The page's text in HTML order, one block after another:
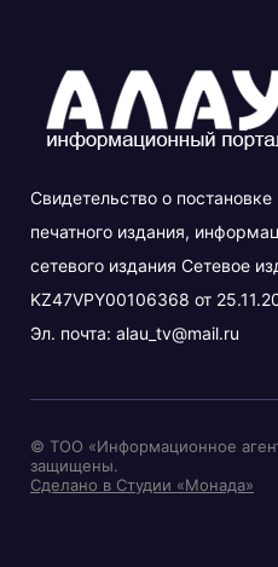
Свидетельство о
печатного издания,
сетевого издания Сетевое
KZ47VPY00106368 от
Эл. почта: alau_tv@mail.ru
© ТОО «Информационное
защищены.
Сделано в Студии «Монада»